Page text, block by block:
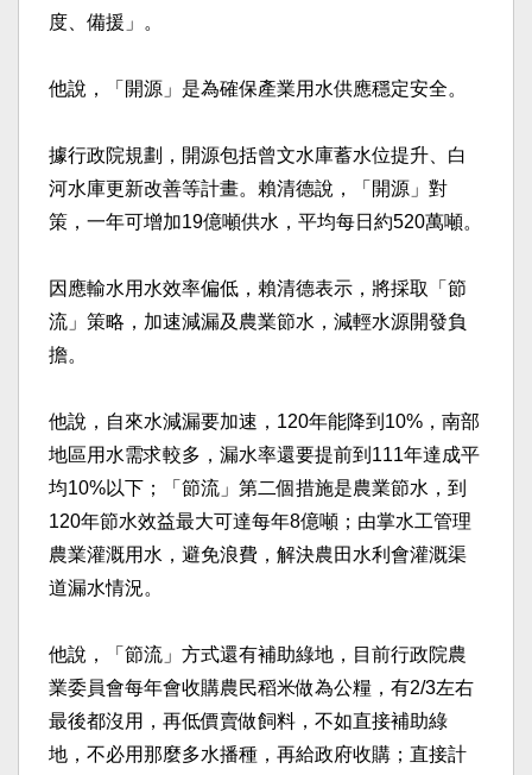
度、備援」。
他說，「開源」是為確保產業用水供應穩定安全。
據行政院規劃，開源包括曾文水庫蓄水位提升、白
河水庫更新改善等計畫。賴清德說，「開源」對
策，一年可增加19億噸供水，平均每日約520萬噸。
因應輸水用水效率偏低，賴清德表示，將採取「節
流」策略，加速減漏及農業節水，減輕水源開發負
擔。
他說，自來水減漏要加速，120年能降到10%，南部
地區用水需求較多，漏水率還要提前到111年達成平
均10%以下；「節流」第二個措施是農業節水，到
120年節水效益最大可達每年8億噸；由掌水工管理
農業灌溉用水，避免浪費，解決農田水利會灌溉渠
道漏水情況。
他說，「節流」方式還有補助綠地，目前行政院農
業委員會每年會收購農民稻米做為公糧，有2/3左右
最後都沒用，再低價賣做飼料，不如直接補助綠
地，不必用那麼多水播種，再給政府收購；直接計